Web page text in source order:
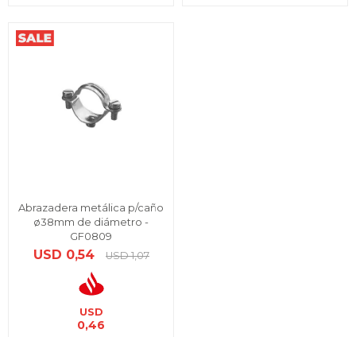
Abrazadera metálica p/caño
ø38mm de diámetro -
GF0809
USD 0,54 USD 1,07
USD
0,46